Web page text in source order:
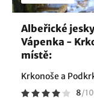
Albeřické
Vápenka -
místě:
Krkonoše a
8/10